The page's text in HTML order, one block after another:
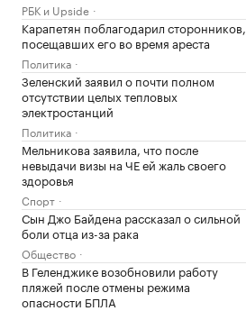
РБК и Upside
Карапетян поблагодарил сторонников,
посещавших его во время ареста
Политика
Зеленский заявил о почти полном
отсутствии целых тепловых
электростанций
Политика
Мельникова заявила, что после
невыдачи визы на ЧЕ ей жаль своего
здоровья
Спорт
Сын Джо Байдена рассказал о сильной
боли отца из-за рака
Общество
В Геленджике возобновили работу
пляжей после отмены режима
опасности БПЛА